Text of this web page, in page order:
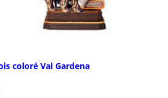
coloré Val Gardena